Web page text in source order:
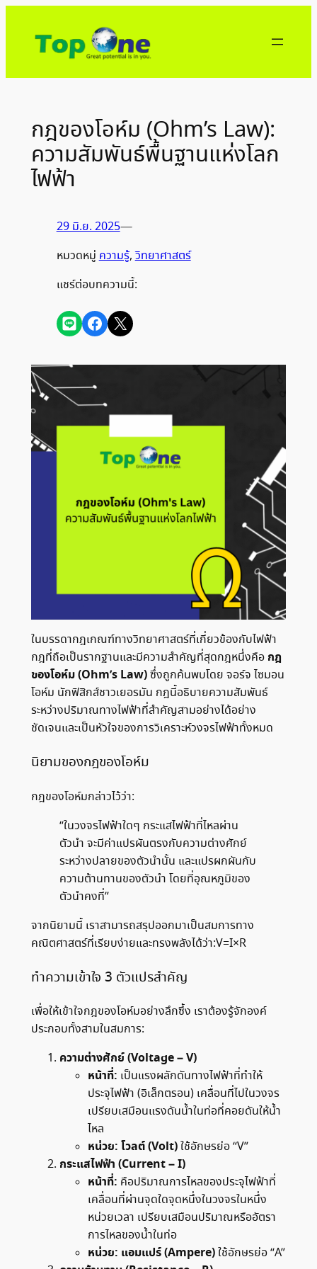
กฎของโอห์ม (Ohm’s Law):
ความสัมพันธ์พื้นฐานแห่งโลก
ไฟฟ้า
29 มิ.ย. 2025—
หมวดหมู่ความรู้, วิทยาศาสตร์
แชร์ต่อบทความนี้:
Share on LINEShare on Facebook
Share on X
ในบรรดากฎเกณฑ์ทางวิทยาศาสตร์ที่เกี่ยวข้องกับไฟฟ้า
กฎที่ถือเป็นรากฐานและมีความสำคัญที่สุดกฎหนึ่งคือ กฎ
ของโอห์ม (Ohm’s Law)ซึ่งถูกค้นพบโดย จอร์จ ไซมอน
โอห์ม นักฟิสิกส์ชาวเยอรมัน กฎนี้อธิบายความสัมพันธ์
ระหว่างปริมาณทางไฟฟ้าที่สำคัญสามอย่างได้อย่าง
ชัดเจนและเป็นหัวใจของการวิเคราะห์วงจรไฟฟ้าทั้งหมด
นิยามของกฎของโอห์ม
กฎของโอห์มกล่าวไว้ว่า:
“ในวงจรไฟฟ้าใดๆ กระแสไฟฟ้าที่ไหลผ่าน
ตัวนำ จะมีค่าแปรผันตรงกับความต่างศักย์
ระหว่างปลายของตัวนำนั้น และแปรผกผันกับ
ความต้านทานของตัวนำ โดยที่อุณหภูมิของ
ตัวนำคงที่”
จากนิยามนี้ เราสามารถสรุปออกมาเป็นสมการทาง
คณิตศาสตร์ที่เรียบง่ายและทรงพลังได้ว่า:V=I×R
ทำความเข้าใจ 3 ตัวแปรสำคัญ
เพื่อให้เข้าใจกฎของโอห์มอย่างลึกซึ้ง เราต้องรู้จักองค์
ประกอบทั้งสามในสมการ:
ความต่างศักย์ (Voltage – V)
หน้าที่: เป็นแรงผลักดันทางไฟฟ้าที่ทำให้
ประจุไฟฟ้า (อิเล็กตรอน) เคลื่อนที่ไปในวงจร
เปรียบเสมือนแรงดันน้ำในท่อที่คอยดันให้น้ำ
ไหล
หน่วย: โวลต์ (Volt)ใช้อักษรย่อ “V”
กระแสไฟฟ้า (Current – I)
หน้าที่: คือปริมาณการไหลของประจุไฟฟ้าที่
เคลื่อนที่ผ่านจุดใดจุดหนึ่งในวงจรในหนึ่ง
หน่วยเวลา เปรียบเสมือนปริมาณหรืออัตรา
การไหลของน้ำในท่อ
หน่วย: แอมแปร์ (Ampere)ใช้อักษรย่อ “A”